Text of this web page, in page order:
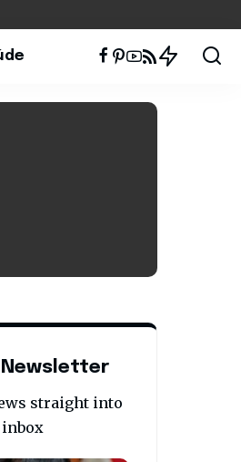
straight into